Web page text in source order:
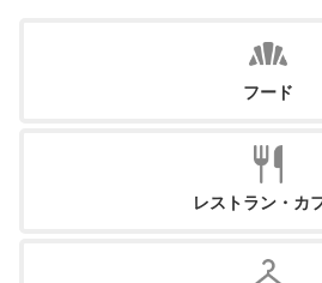
フード
レストラン・カ